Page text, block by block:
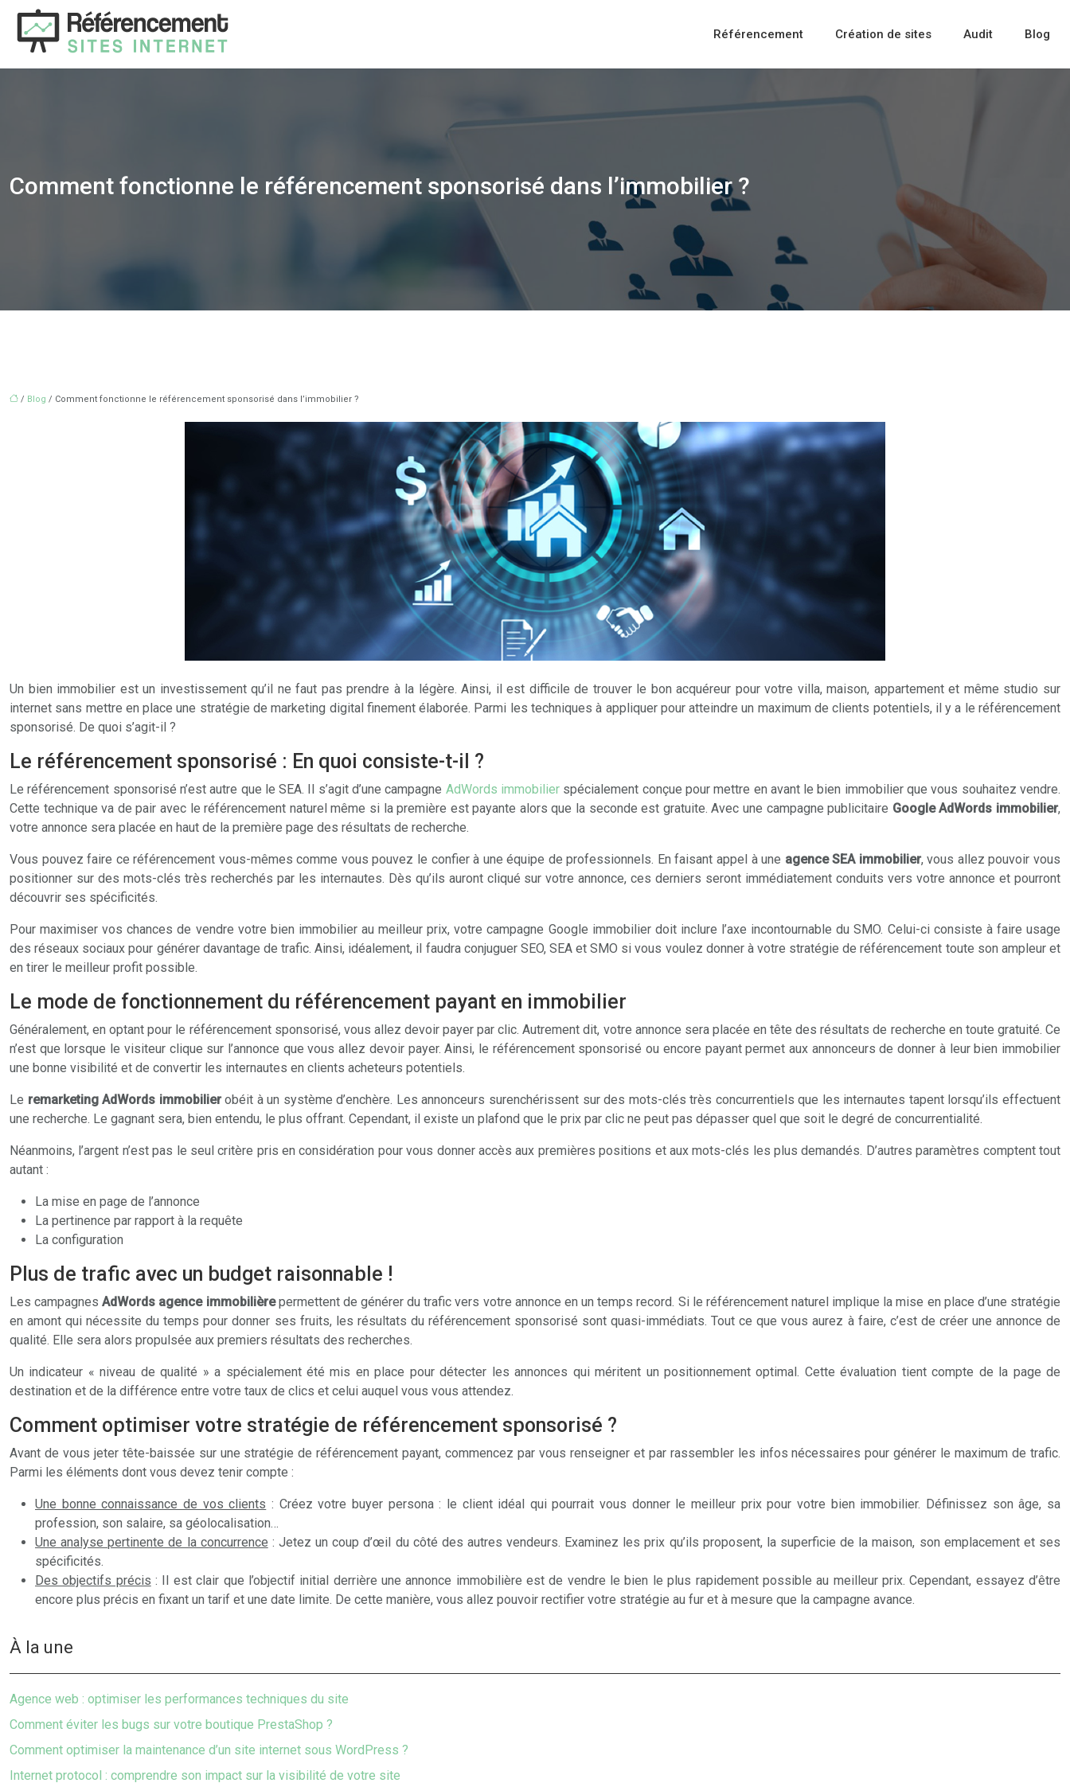
Référencement Création de sites Audit Blog
Comment fonctionne le référencement sponsorisé dans l’immobilier ?
/ Blog / Comment fonctionne le référencement sponsorisé dans l’immobilier ?
Un bien immobilier est un investissement qu’il ne faut pas prendre à la légère. Ainsi, il est difficile de trouver le bon acquéreur pour votre villa, maison, appartement et même studio sur
internet sans mettre en place une stratégie de marketing digital finement élaborée. Parmi les techniques à appliquer pour atteindre un maximum de clients potentiels, il y a le référencement
sponsorisé. De quoi s’agit-il ?
Le référencement sponsorisé : En quoi consiste-t-il ?
Le référencement sponsorisé n’est autre que le SEA. Il s’agit d’une campagne AdWords immobilier spécialement conçue pour mettre en avant le bien immobilier que vous souhaitez vendre.
Cette technique va de pair avec le référencement naturel même si la première est payante alors que la seconde est gratuite. Avec une campagne publicitaire Google AdWords immobilier,
votre annonce sera placée en haut de la première page des résultats de recherche.
Vous pouvez faire ce référencement vous-mêmes comme vous pouvez le confier à une équipe de professionnels. En faisant appel à une agence SEA immobilier, vous allez pouvoir vous
positionner sur des mots-clés très recherchés par les internautes. Dès qu’ils auront cliqué sur votre annonce, ces derniers seront immédiatement conduits vers votre annonce et pourront
découvrir ses spécificités.
Pour maximiser vos chances de vendre votre bien immobilier au meilleur prix, votre campagne Google immobilier doit inclure l’axe incontournable du SMO. Celui-ci consiste à faire usage
des réseaux sociaux pour générer davantage de trafic. Ainsi, idéalement, il faudra conjuguer SEO, SEA et SMO si vous voulez donner à votre stratégie de référencement toute son ampleur et
en tirer le meilleur profit possible.
Le mode de fonctionnement du référencement payant en immobilier
Généralement, en optant pour le référencement sponsorisé, vous allez devoir payer par clic. Autrement dit, votre annonce sera placée en tête des résultats de recherche en toute gratuité. Ce
n’est que lorsque le visiteur clique sur l’annonce que vous allez devoir payer. Ainsi, le référencement sponsorisé ou encore payant permet aux annonceurs de donner à leur bien immobilier
une bonne visibilité et de convertir les internautes en clients acheteurs potentiels.
Le remarketing AdWords immobilierobéit à un système d’enchère. Les annonceurs surenchérissent sur des mots-clés très concurrentiels que les internautes tapent lorsqu’ils effectuent
une recherche. Le gagnant sera, bien entendu, le plus offrant. Cependant, il existe un plafond que le prix par clic ne peut pas dépasser quel que soit le degré de concurrentialité.
Néanmoins, l’argent n’est pas le seul critère pris en considération pour vous donner accès aux premières positions et aux mots-clés les plus demandés. D’autres paramètres comptent tout
autant :
La mise en page de l’annonce
La pertinence par rapport à la requête
La configuration
Plus de trafic avec un budget raisonnable !
Les campagnesAdWords agence immobilièrepermettent de générer du trafic vers votre annonce en un temps record. Si le référencement naturel implique la mise en place d’une stratégie
en amont qui nécessite du temps pour donner ses fruits, les résultats du référencement sponsorisé sont quasi-immédiats. Tout ce que vous aurez à faire, c’est de créer une annonce de
qualité. Elle sera alors propulsée aux premiers résultats des recherches.
Un indicateur « niveau de qualité » a spécialement été mis en place pour détecter les annonces qui méritent un positionnement optimal. Cette évaluation tient compte de la page de
destination et de la différence entre votre taux de clics et celui auquel vous vous attendez.
Comment optimiser votre stratégie de référencement sponsorisé ?
Avant de vous jeter tête-baissée sur une stratégie de référencement payant, commencez par vous renseigner et par rassembler les infos nécessaires pour générer le maximum de trafic.
Parmi les éléments dont vous devez tenir compte :
Une bonne connaissance de vos clients : Créez votre buyer persona : le client idéal qui pourrait vous donner le meilleur prix pour votre bien immobilier. Définissez son âge, sa
profession, son salaire, sa géolocalisation…
Une analyse pertinente de la concurrence : Jetez un coup d’œil du côté des autres vendeurs. Examinez les prix qu’ils proposent, la superficie de la maison, son emplacement et ses
spécificités.
Des objectifs précis : Il est clair que l’objectif initial derrière une annonce immobilière est de vendre le bien le plus rapidement possible au meilleur prix. Cependant, essayez d’être
encore plus précis en fixant un tarif et une date limite. De cette manière, vous allez pouvoir rectifier votre stratégie au fur et à mesure que la campagne avance.
À la une
Agence web : optimiser les performances techniques du site
Comment éviter les bugs sur votre boutique PrestaShop ?
Comment optimiser la maintenance d’un site internet sous WordPress ?
Internet protocol : comprendre son impact sur la visibilité de votre site